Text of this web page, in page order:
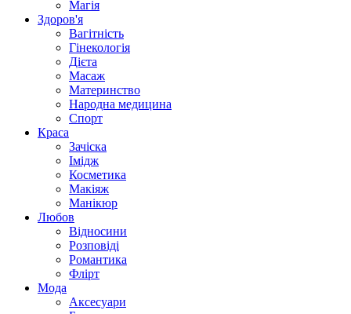
Магія
Здоров'я
Вагітність
Гінекологія
Дієта
Масаж
Материнство
Народна медицина
Спорт
Краса
Зачіска
Імідж
Косметика
Макіяж
Манікюр
Любов
Відносини
Розповіді
Романтика
Флірт
Мода
Аксесуари